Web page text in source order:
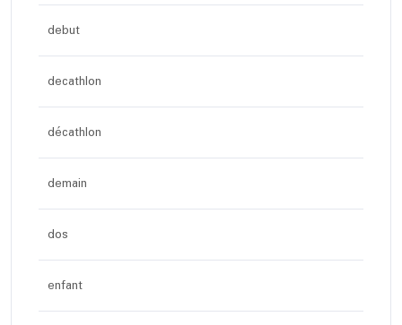
debut
decathlon
décathlon
demain
dos
enfant